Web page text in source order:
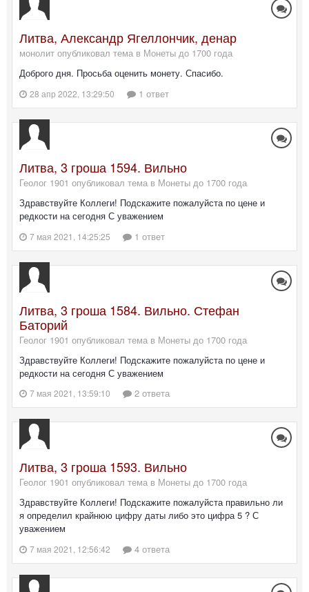
Литва, Александр Ягеллончик, денар
монолит опубликовал тема в Монеты до 1700 года
Доброго дня. Просьба оценить монету. Спасибо.
28 апр 2022, 13:29:50 1 ответ
Литва, 3 гроша 1594. Вильно
Геолог 1901 опубликовал тема в Монеты до 1700 года
Здравствуйте Коллеги! Подскажите пожалуйста по цене и
редкости на сегодня С уважением
7 мая 2021, 14:25:25 1 ответ
Литва, 3 гроша 1584. Вильно. Стефан
Баторий
Геолог 1901 опубликовал тема в Монеты до 1700 года
Здравствуйте Коллеги! Подскажите пожалуйста по цене и
редкости на сегодня С уважением
7 мая 2021, 13:59:10 2 ответа
Литва, 3 гроша 1593. Вильно
Геолог 1901 опубликовал тема в Монеты до 1700 года
Здравствуйте Коллеги! Подскажите пожалуйста правильно ли
я определил крайнюю цифру даты либо это цифра 5 ? С
уважением
7 мая 2021, 12:56:42 4 ответа